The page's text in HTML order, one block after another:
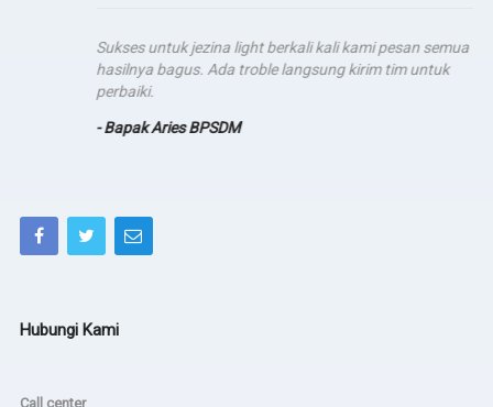
Sukses untuk jezina light berkali kali kami pesan semua
hasilnya bagus. Ada troble langsung kirim tim untuk
perbaiki.
- Bapak Aries BPSDM
Hubungi Kami
Call center